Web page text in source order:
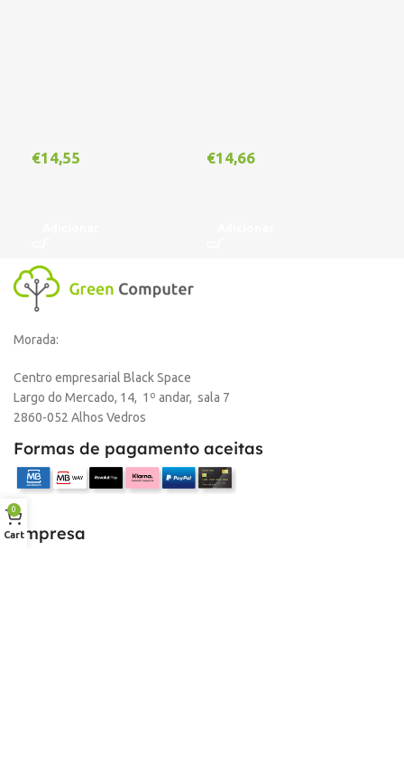
€14,55 €14,66
Morada:
Centro empresarial Black Space
Largo do Mercado, 14, 1º andar, sala 7
2860-052 Alhos Vedros
Formas de pagamento aceitas
Empresa
0
Cart